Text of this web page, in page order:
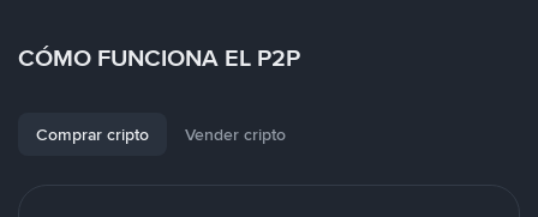
CÓMO FUNCIONA EL P2P
Comprar cripto Vender cripto